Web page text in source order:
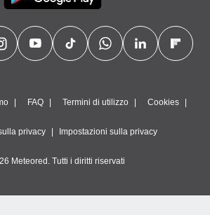
FAQ Termini di utilizzo Cookies
privacy Impostazioni sulla privacy
Meteored. Tutti i diritti riservati